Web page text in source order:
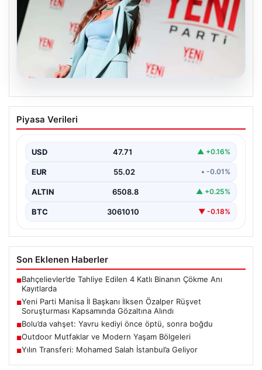
Yeni Parti Manisa İl Başkanı İlksen
Özalper Rüşvet Soruşturması
Manisa'da yürütülen önemli bir rüşvet soruşturmasında
Piyasa Verileri
USD 47.71 ▲ +0.16%
EUR 55.02 • -0.01%
ALTIN 6508.8 ▲ +0.25%
BTC 3061010 ▼ -0.18%
Son Eklenen Haberler
■Bahçelievler’de Tahliye Edilen 4 Katlı Binanın Çökme Anı
Kayıtlarda
■Yeni Parti Manisa İl Başkanı İlksen Özalper Rüşvet
Soruşturması Kapsamında Gözaltına Alındı
■Bolu’da vahşet: Yavru kediyi önce öptü, sonra boğdu
■Outdoor Mutfaklar ve Modern Yaşam Bölgeleri
■Yılın Transferi: Mohamed Salah İstanbul’a Geliyor